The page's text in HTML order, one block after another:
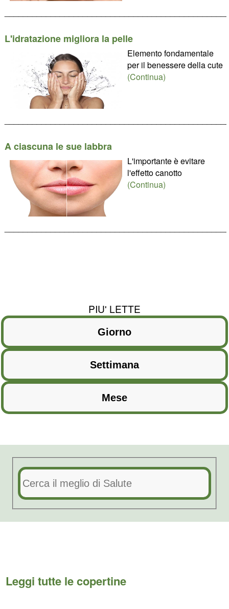
L'idratazione migliora la pelle
Elemento fondamentale
per il benessere della cute
(Continua)
A ciascuna le sue labbra
L'importante è evitare
l'effetto canotto
(Continua)
PIU' LETTE
Leggi tutte le copertine